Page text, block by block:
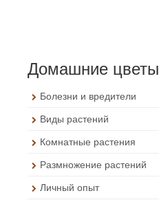
Домашние цветы
Болезни и вредители
Виды растений
Комнатные растения
Размножение растений
Личный опыт